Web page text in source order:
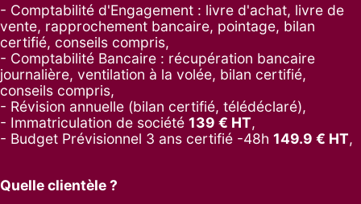
- Comptabilité d'Engagement : livre d'achat, livre de
vente, rapprochement bancaire, pointage, bilan
certifié, conseils compris,
- Comptabilité Bancaire : récupération bancaire
journalière, ventilation à la volée, bilan certifié,
conseils compris,
- Révision annuelle (bilan certifié, télédéclaré),
- Immatriculation de société 139 € HT,
- Budget Prévisionnel 3 ans certifié -48h 149.9 € HT,
Quelle clientèle ?